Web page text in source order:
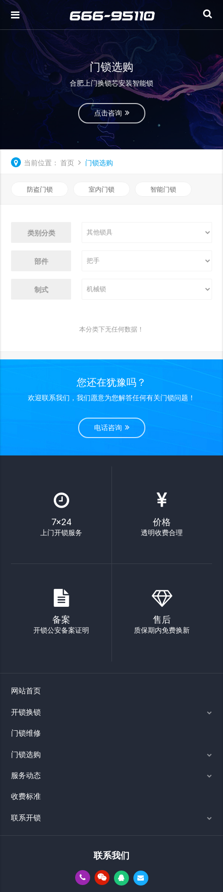
门锁选购
合肥上门换锁芯安装智能锁
点击咨询
当前位置： 首页 门锁选购
防盗门锁 室内门锁 智能门锁
类别分类
部件
制式
本分类下无任何数据！
您还在犹豫吗？
欢迎联系我们，我们愿意为您解答任何有关门锁问题！
电话咨询
7×24
上门开锁服务
价格
透明收费合理
备案
开锁公安备案证明
售后
质保期内免费换新
网站首页
开锁换锁
门锁维修
门锁选购
服务动态
收费标准
联系开锁
联系我们